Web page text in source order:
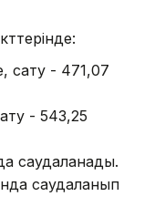
сату - 471,07
- 543,25
саудаланады.
саудаланып